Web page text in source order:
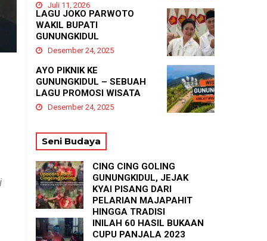
Juli 11, 2026
LAGU JOKO PARWOTO
WAKIL BUPATI
GUNUNGKIDUL
Desember 24, 2025
AYO PIKNIK KE
GUNUNGKIDUL – SEBUAH
LAGU PROMOSI WISATA
Desember 24, 2025
Seni Budaya
CING CING GOLING
GUNUNGKIDUL, JEJAK
KYAI PISANG DARI
PELARIAN MAJAPAHIT
HINGGA TRADISI
TASYAKURAN
PADUKUHAN GEDANGAN
INILAH 60 HASIL BUKAAN
CUPU PANJALA 2023